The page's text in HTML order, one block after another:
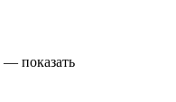
— показать